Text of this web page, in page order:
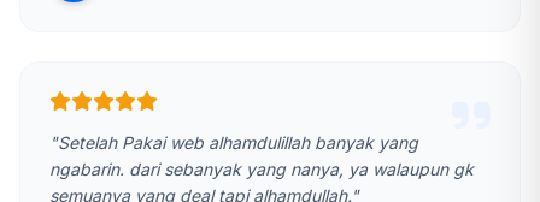
"Setelah Pakai web alhamdulillah banyak yang
ngabarin. dari sebanyak yang nanya, ya walaupun gk
semuanya yang deal tapi alhamdullah."